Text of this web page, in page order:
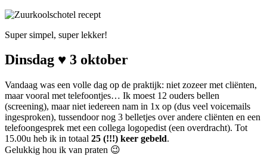
Super simpel, super lekker!
Dinsdag ♥ 3 oktober
Vandaag was een volle dag op de praktijk: niet zozeer met cliënten,
maar vooral met telefoontjes… Ik moest 12 ouders bellen
(screening), maar niet iedereen nam in 1x op (dus veel voicemails
ingesproken), tussendoor nog 3 belletjes over andere cliënten en een
telefoongesprek met een collega logopedist (een overdracht). Tot
15.00u heb ik in totaal 25 (!!!) keer gebeld.
Gelukkig hou ik van praten 😉